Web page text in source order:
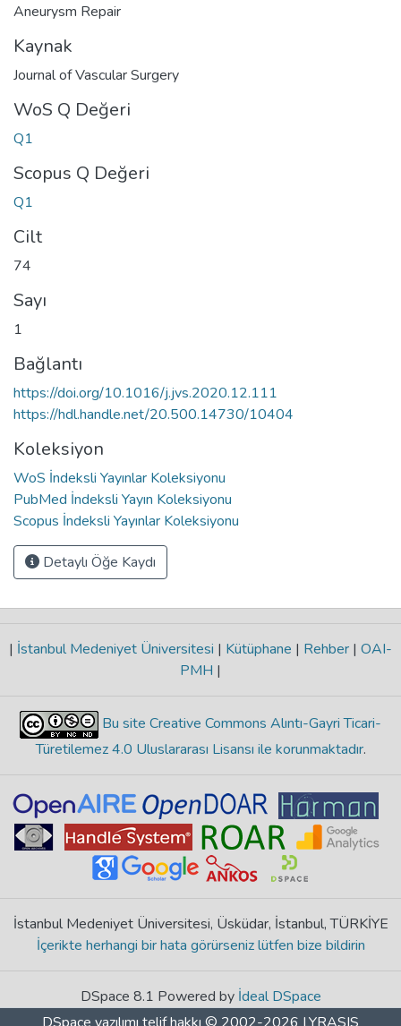
Aneurysm Repair
Kaynak
Journal of Vascular Surgery
WoS Q Değeri
Q1
Scopus Q Değeri
Q1
Cilt
74
Sayı
1
Bağlantı
https://doi.org/10.1016/j.jvs.2020.12.111
https://hdl.handle.net/20.500.14730/10404
Koleksiyon
WoS İndeksli Yayınlar Koleksiyonu
PubMed İndeksli Yayın Koleksiyonu
Scopus İndeksli Yayınlar Koleksiyonu
Detaylı Öğe Kaydı
| İstanbul Medeniyet Üniversitesi | Kütüphane | Rehber | OAI-
PMH |
Bu site Creative Commons Alıntı-Gayri Ticari-
Türetilemez 4.0 Uluslararası Lisansı ile korunmaktadır.
İstanbul Medeniyet Üniversitesi, Üsküdar, İstanbul, TÜRKİYE
İçerikte herhangi bir hata görürseniz lütfen bize bildirin
DSpace 8.1 Powered by İdeal DSpace